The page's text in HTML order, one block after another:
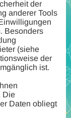
der
anderer Tools
Besonders
(siehe
der
ist.
Die
Daten obliegt